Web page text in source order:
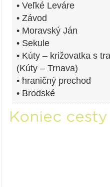
• Veľké Leváre
• Závod
• Moravský Ján
• Sekule
• Kúty – križovatka s
(Kúty – Trnava)
• hraničný prechod
• Brodské
Koniec